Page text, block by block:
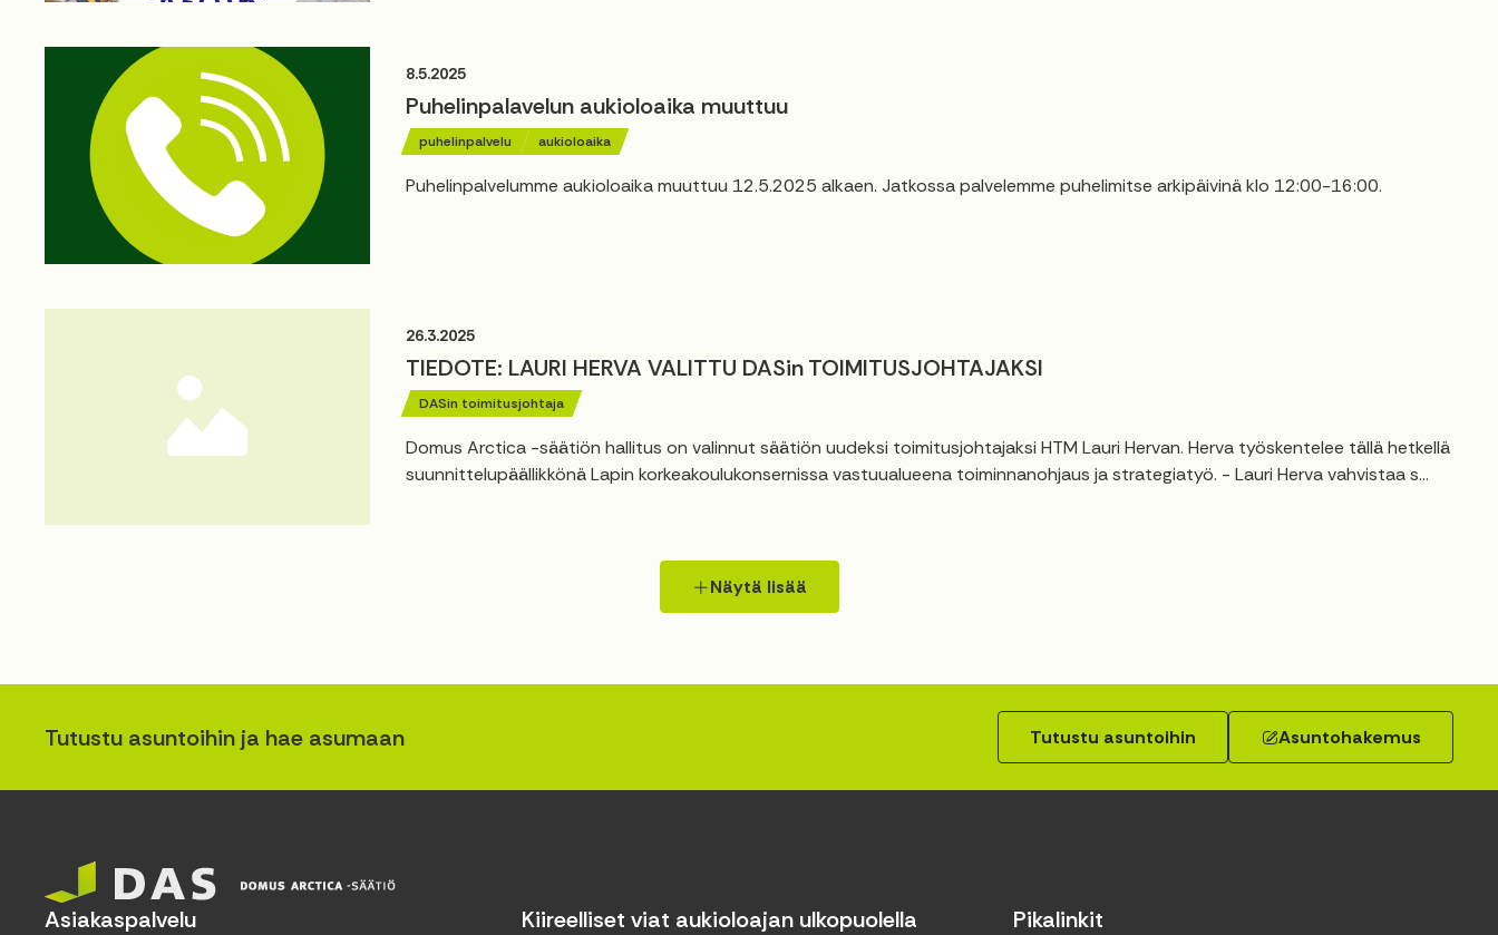
8.5.2025
Puhelinpalavelun aukioloaika muuttuu
puhelinpalvelu aukioloaika
Puhelinpalvelumme aukioloaika muuttuu 12.5.2025 alkaen. Jatkossa palvelemme puhelimitse arkipäivinä klo 12:00-16:00.
26.3.2025
TIEDOTE: LAURI HERVA VALITTU DASin TOIMITUSJOHTAJAKSI
DASin toimitusjohtaja
Domus Arctica -säätiön hallitus on valinnut säätiön uudeksi toimitusjohtajaksi HTM Lauri Hervan. Herva työskentelee tällä hetkellä
suunnittelupäällikkönä Lapin korkeakoulukonsernissa vastuualueena toiminnanohjaus ja strategiatyö. - Lauri Herva vahvistaa s...
Näytä lisää
Tutustu asuntoihin ja hae asumaan Tutustu asuntoihin Asuntohakemus
Asiakaspalvelu Kiireelliset viat aukioloajan ulkopuolella Pikalinkit